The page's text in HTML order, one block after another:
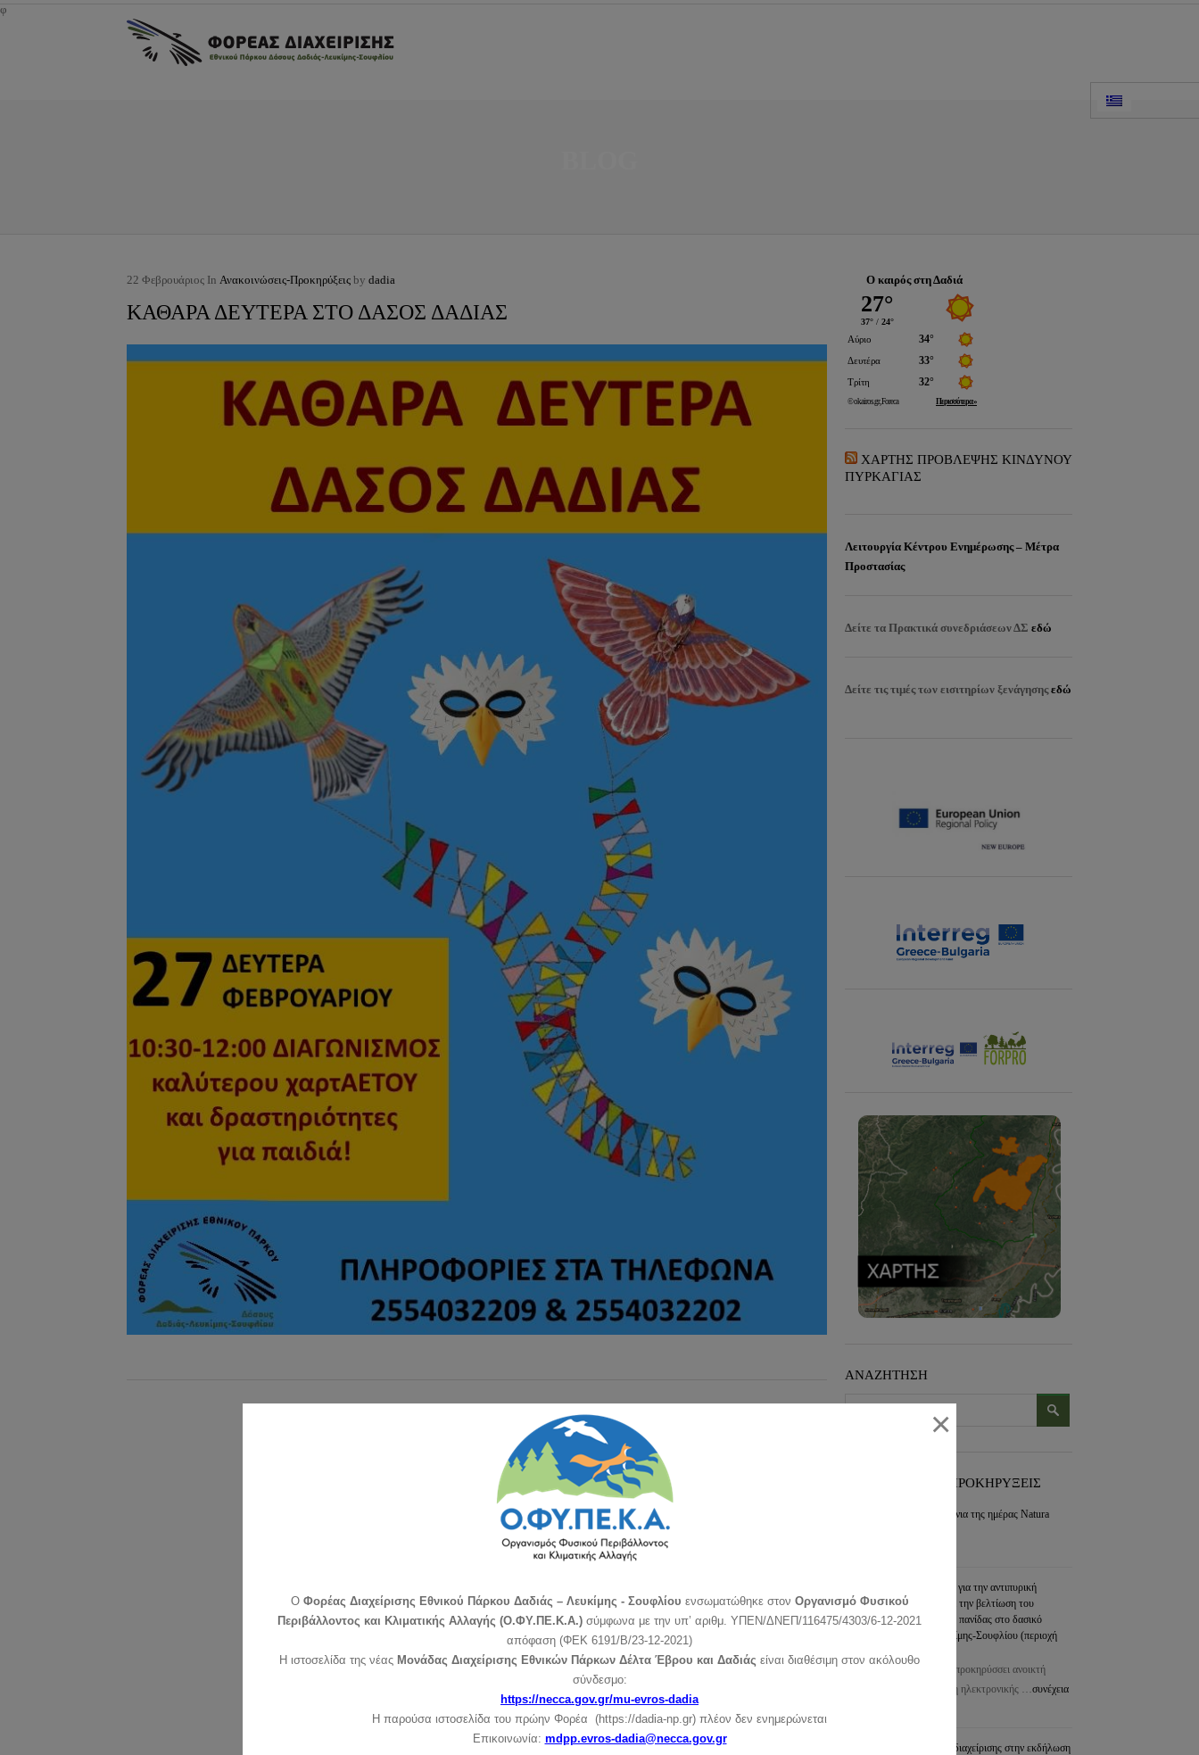
φ
22 Φεβρουάριος In Ανακοινώσεις-Προκηρύξεις by dadia
ΚΑΘΑΡΑ ΔΕΥΤΕΡΑ ΣΤΟ ΔΑΣΟΣ ΔΑΔΙΑΣ
Ο καιρός στη Δαδιά
ΧΑΡΤΗΣ ΠΡΟΒΛΕΨΗΣ ΚΙΝΔΥΝΟΥ
ΠΥΡΚΑΓΙΑΣ
Λειτουργία Κέντρου Ενημέρωσης – Μέτρα
Προστασίας
Δείτε τα Πρακτικά συνεδριάσεων ΔΣ εδώ
Δείτε τις τιμές των εισιτηρίων ξενάγησηςεδώ
ΑΝΑΖΗΤΗΣΗ
ΠΡΟΣΦΑΤΑ ΝΕΑ-ΠΡΟΚΗΡΥΞΕΙΣ
Εορτασμός για τα 30 χρόνια της ημέρας Natura
Διαχείριση των διακένων για την αντιπυρική
προστασία του δάσους & την βελτίωση του
ενδιαιτήματος της άγριας πανίδας στο δασικό
σύμπλεγμα Δαδιάς-Λευκίμης-Σουφλίου (περιοχή
Το Δασαρχείο Σουφλίου προκηρύσσει ανοικτή
διαδικασία για τη σύναψη ηλεκτρονικής …συνέχεια
Συμμετοχή της μονάδας διαχείρισης στην εκδήλωση
×
O Φορέας Διαχείρισης Εθνικού Πάρκου Δαδιάς – Λευκίμης - Σουφλίου ενσωματώθηκε στον Οργανισμό Φυσικού
Περιβάλλοντος και Κλιματικής Αλλαγής (Ο.ΦΥ.ΠΕ.Κ.Α.) σύμφωνα με την υπ’ αριθμ. ΥΠΕΝ/ΔΝΕΠ/116475/4303/6-12-2021
απόφαση (ΦΕΚ 6191/Β/23-12-2021)
Η ιστοσελίδα της νέας Μονάδας Διαχείρισης Εθνικών Πάρκων Δέλτα Έβρου και Δαδιάς είναι διαθέσιμη στον ακόλουθο
σύνδεσμο:
https://necca.gov.gr/mu-evros-dadia
Η παρούσα ιστοσελίδα του πρώην Φορέα (https://dadia-np.gr) πλέον δεν ενημερώνεται
Επικοινωνία: mdpp.evros-dadia@necca.gov.gr